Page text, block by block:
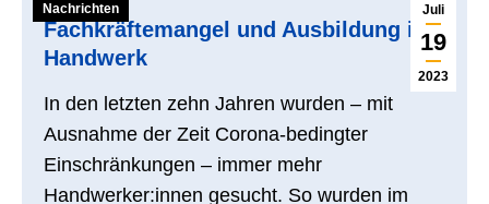
Juli
19
2023
Nachrichten
Fachkräftemangel und Ausbildung im
Handwerk
In den letzten zehn Jahren wurden – mit
Ausnahme der Zeit Corona-bedingter
Einschränkungen – immer mehr
Handwerker:innen gesucht. So wurden im